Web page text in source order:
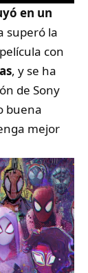
en un
superó la
con
, y se ha
de Sony
buena
mejor